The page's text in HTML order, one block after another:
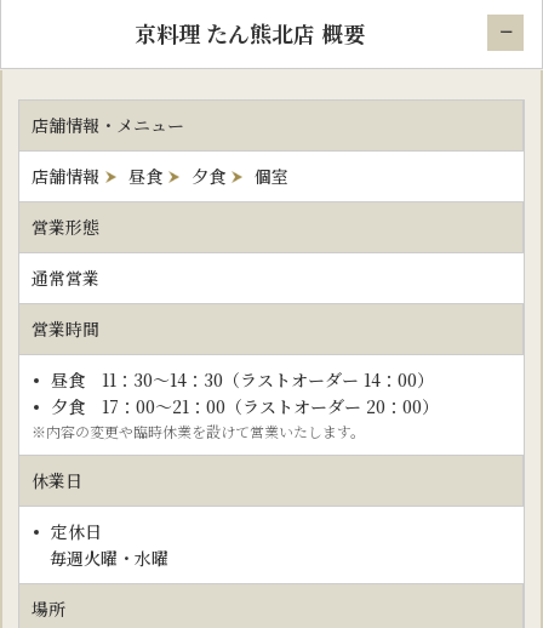
京料理 たん熊北店 概要
店舗情報・メニュー
店舗情報 昼食 夕食 個室
営業形態
通常営業
営業時間
昼食 11：30～14：30（ラストオーダー 14：00）
夕食 17：00～21：00（ラストオーダー 20：00）
※内容の変更や臨時休業を設けて営業いたします。
休業日
定休日
毎週火曜・水曜
場所